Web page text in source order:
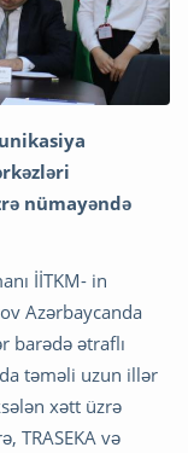
nümayəndə
İİTKM- in
Azərbaycanda
barədə ətraflı
təməli uzun illər
xətt üzrə
TRASEKA və